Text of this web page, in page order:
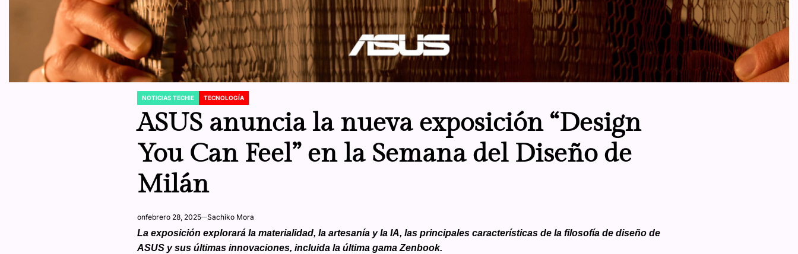
POSTED
NOTICIAS TECHIE TECNOLOGÍA
ASUS anuncia la nueva exposición “Design
You Can Feel” en la Semana del Diseño de
Milán
onfebrero 28, 2025 Sachiko Mora
La exposición explorará la materialidad, la artesanía y la IA, las principales características de la filosofía de diseño de
ASUS y sus últimas innovaciones, incluida la última gama Zenbook.